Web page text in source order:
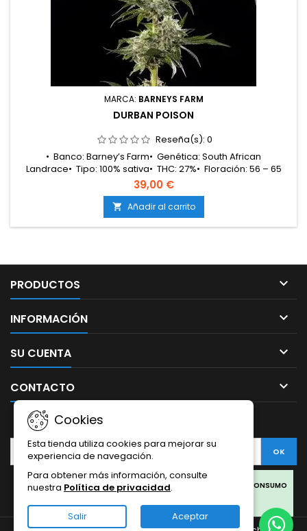
MARCA: BARNEYS FARM
DURBAN POISON
Reseña(s): 0
• Banco: Barney’s Farm• Genética: South African
Landrace• Tipo: 100% sativa• THC: 27%• Floración: 56 – 65
días en interior• Producción en interior: Hasta 600
g/m²• Producción en exterior: Hasta 700 g/planta• Altura: 150
– 200 cm en interior / 200 – 350 cm en exterior• Aromas y
sabores: Dulce, pino, terroso con matices
picantes• Efectos:...
39,00 €
 Añadir al carrito
PRODUCTOS 
INFORMACIÓN 
SU CUENTA 
CONTACTO 
Cookies
Esta tienda utiliza cookies para mejorar su
experiencia de navegación.
Para obtener más información, consulte
nuestra Política de privacidad.
Salir Aceptar
Facebook
Twitter
Rss LinkedIn
LOS PRODUCTOS SON SOLO PARA COLECCIONISMO Y NO PARA CONSUMO
HUMANO.
LOS PRODUCTOS DE CBD OFERTADOS EN ESTA WEB PROVIENEN DEL